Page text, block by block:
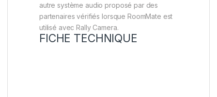
autre système audio proposé par des
partenaires vérifiés lorsque RoomMate est
utilisé avec Rally Camera.
FICHE TECHNIQUE